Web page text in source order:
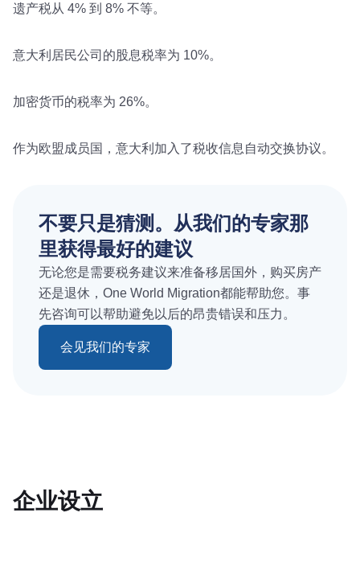
遗产税从 4% 到 8% 不等。
意大利居民公司的股息税率为 10%。
加密货币的税率为 26%。
作为欧盟成员国，意大利加入了税收信息自动交换协议。
不要只是猜测。从我们的专家那
里获得最好的建议
无论您是需要税务建议来准备移居国外，购买房产
还是退休，One World Migration都能帮助您。事
先咨询可以帮助避免以后的昂贵错误和压力。
会见我们的专家
企业设立